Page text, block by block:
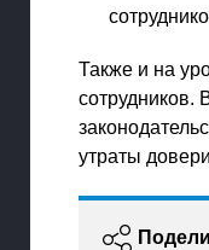
Также и на
сотрудников.
утраты